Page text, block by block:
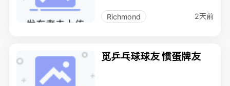
Richmond 2天前
觅乒乓球球友 惯蛋牌友